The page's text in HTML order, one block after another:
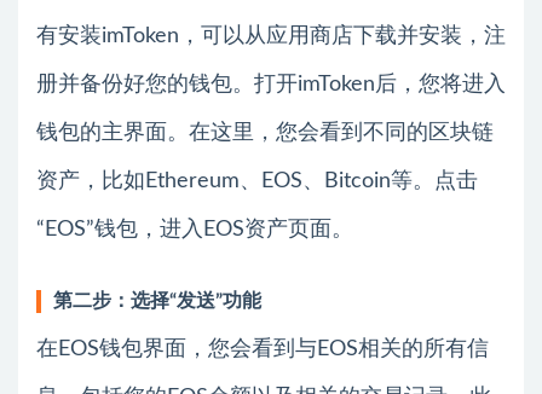
有安装imToken，可以从应用商店下载并安装，注
册并备份好您的钱包。打开imToken后，您将进入
钱包的主界面。在这里，您会看到不同的区块链
资产，比如Ethereum、EOS、Bitcoin等。点击
“EOS”钱包，进入EOS资产页面。
第二步：选择“发送”功能
在EOS钱包界面，您会看到与EOS相关的所有信